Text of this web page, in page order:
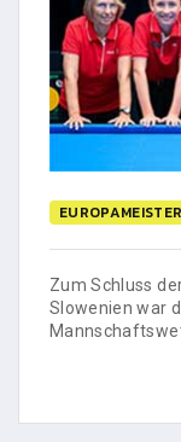
Zum Schluss
Slowenien war